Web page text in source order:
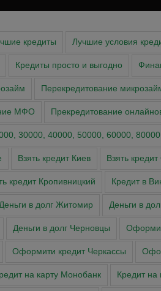
кредиты Лучшие условия
Кредиты просто и выгодно
Перекредитование
МФО Прекредитование
30000, 40000, 50000, 60000,
Взять кредит Киев Взять
кредит Кропивницкий Кредит в
в долг Житомир Деньги в
Деньги в долг Черновцы
Оформити кредит Черкасcы
на карту Монобанк Кредит на